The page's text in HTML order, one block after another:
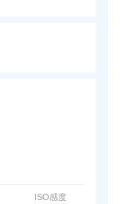
ISO感度